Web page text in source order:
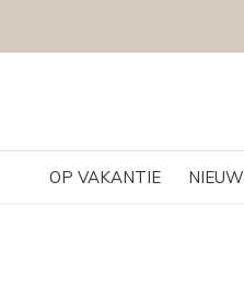
OP VAKANTIE NIEUW